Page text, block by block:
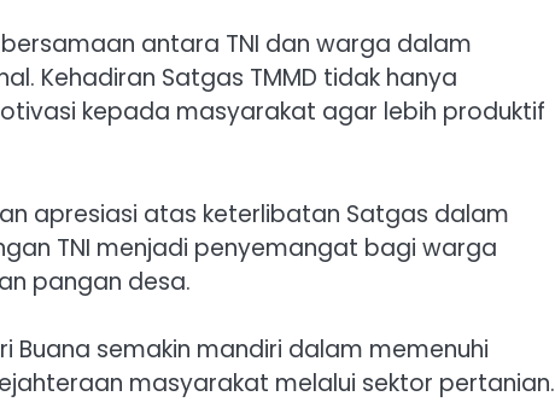
antara TNI dan warga dalam
Kehadiran Satgas TMMD tidak hanya
kepada masyarakat agar lebih produktif
apresiasi atas keterlibatan Satgas dalam
TNI menjadi penyemangat bagi warga
pangan desa.
Buana semakin mandiri dalam memenuhi
masyarakat melalui sektor pertanian.